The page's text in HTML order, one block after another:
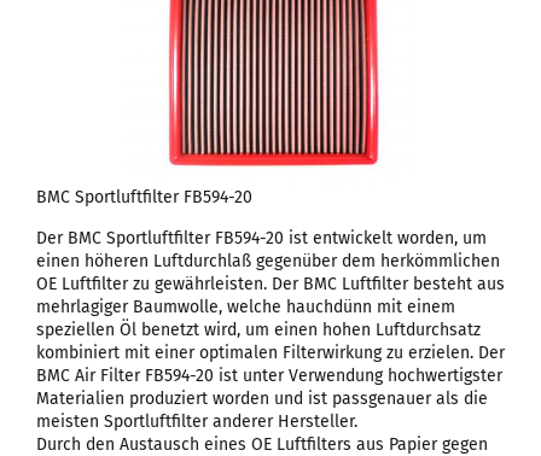
BMC Sportluftfilter FB594-20
Der BMC Sportluftfilter FB594-20 ist entwickelt worden, um
einen höheren Luftdurchlaß gegenüber dem herkömmlichen
OE Luftfilter zu gewährleisten. Der BMC Luftfilter besteht aus
mehrlagiger Baumwolle, welche hauchdünn mit einem
speziellen Öl benetzt wird, um einen hohen Luftdurchsatz
kombiniert mit einer optimalen Filterwirkung zu erzielen. Der
BMC Air Filter FB594-20 ist unter Verwendung hochwertigster
Materialien produziert worden und ist passgenauer als die
meisten Sportluftfilter anderer Hersteller.
Durch den Austausch eines OE Luftfilters aus Papier gegen